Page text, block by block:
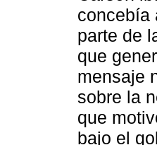
concebía
parte de
que
mensaje
sobre la
que
bajo el